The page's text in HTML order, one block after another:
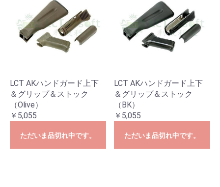
LCT AKハンドガード上下
＆グリップ＆ストック
（Olive）
￥5,055
ただいま品切れ中です。
LCT AKハンドガード上下
＆グリップ＆ストック
（BK）
￥5,055
ただいま品切れ中です。